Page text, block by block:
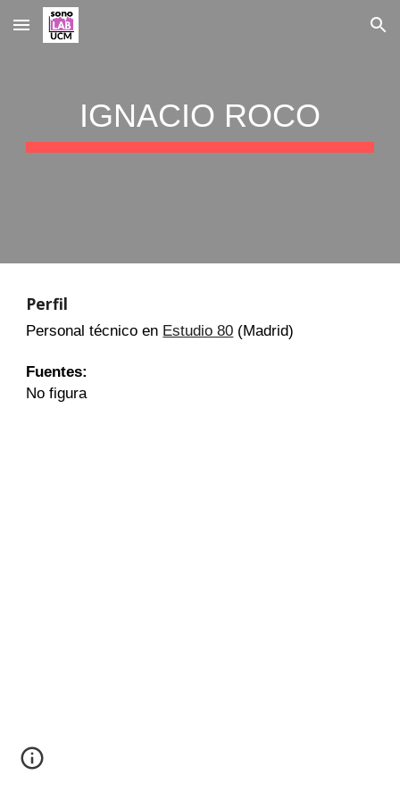
Skip to main content Skip to navigation
IGNACIO ROCO
Perfil
Personal técnico en Estudio 80 (Madrid)
Fuentes:
No figura